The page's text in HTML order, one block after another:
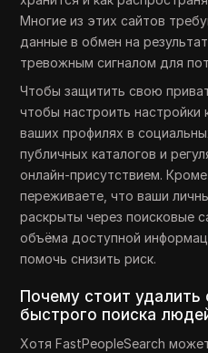
Многие из этих сайтов
данные в обмен на
тревожным сигналом для
Чтобы защитить свою
чтобы настроить настройки
ваших профилях в
публичных каталогов и
онлайн-присутствием.
переживаете, что ваши
раскрыты через поисковые
объёма доступной
помочь снизить риск.
Почему стоит
быстрого поиска
Хотя FastPeopleSearch